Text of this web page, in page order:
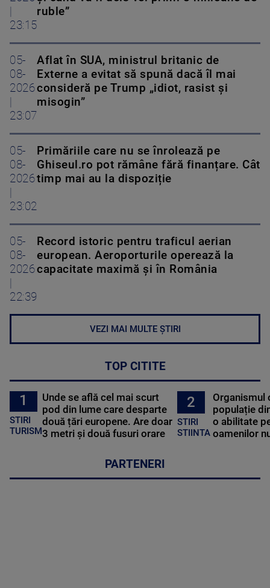
23:15
ruble”
05-
08-
2026
23:07
Aflat în SUA, ministrul britanic de
Externe a evitat să spună dacă îl mai
consideră pe Trump „idiot, rasist și
misogin”
05-
08-
2026
23:02
Primăriile care nu se înrolează pe
Ghiseul.ro pot rămâne fără finanțare. Cât
timp mai au la dispoziție
05-
08-
2026
22:39
Record istoric pentru traficul aerian
european. Aeroporturile operează la
capacitate maximă și în România
VEZI MAI MULTE ȘTIRI
TOP CITITE
1
STIRI
TURISM
Unde se află cel mai scurt
pod din lume care desparte
două țări europene. Are doar
3 metri și două fusuri orare
2
STIRI
STIINTA
Organismul
populație
o abilitate
oamenilor
PARTENERI